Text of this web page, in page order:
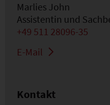
Marlies John
Assistentin und
+49 511 28096-35
E-Mail
Kontakt